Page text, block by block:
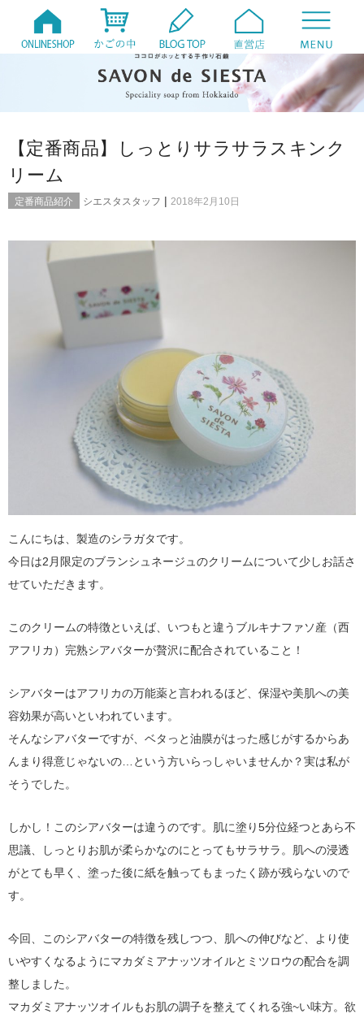
【定番商品】しっとりサラサラスキンク
リーム
定番商品紹介 シエスタスタッフ | 2018年2月10日
こんにちは、製造のシラガタです。
今日は2月限定のブランシュネージュのクリームについて少しお話さ
せていただきます。
このクリームの特徴といえば、いつもと違うブルキナファソ産（西
アフリカ）完熟シアバターが贅沢に配合されていること！
シアバターはアフリカの万能薬と言われるほど、保湿や美肌への美
容効果が高いといわれています。
そんなシアバターですが、ベタっと油膜がはった感じがするからあ
んまり得意じゃないの…という方いらっしゃいませんか？実は私が
そうでした。
しかし！このシアバターは違うのです。肌に塗り5分位経つとあら不
思議、しっとりお肌が柔らかなのにとってもサラサラ。肌への浸透
がとても早く、塗った後に紙を触ってもまったく跡が残らないので
す。
今回、このシアバターの特徴を残しつつ、肌への伸びなど、より使
いやすくなるようにマカダミアナッツオイルとミツロウの配合を調
整しました。
マカダミアナッツオイルもお肌の調子を整えてくれる強~い味方。欲